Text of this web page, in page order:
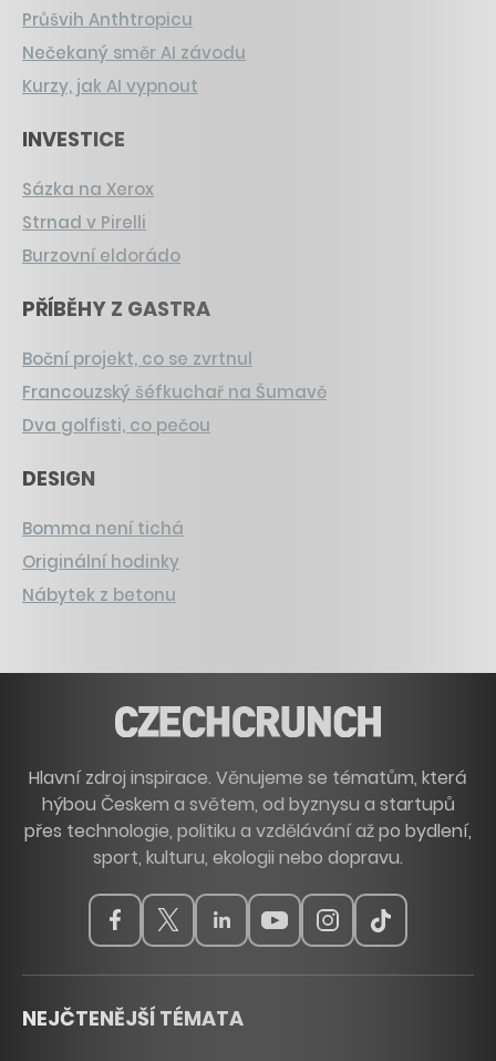
Průšvih Anthtropicu
Nečekaný směr AI závodu
Kurzy, jak AI vypnout
INVESTICE
Sázka na Xerox
Strnad v Pirelli
Burzovní eldorádo
PŘÍBĚHY Z GASTRA
Boční projekt, co se zvrtnul
Francouzský šéfkuchař na Šumavě
Dva golfisti, co pečou
DESIGN
Bomma není tichá
Originální hodinky
Nábytek z betonu
Hlavní zdroj inspirace. Věnujeme se tématům, která
hýbou Českem a světem, od byznysu a startupů
přes technologie, politiku a vzdělávání až po bydlení,
sport, kulturu, ekologii nebo dopravu.
NEJČTENĚJŠÍ TÉMATA